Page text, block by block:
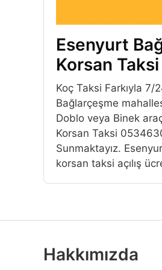
Esenyurt
Korsan Taksi
Koç Taksi Farkıyla 7/
Bağlarçeşme
Doblo veya Binek
Korsan Taksi
Sunmaktayız.
korsan taksi açılış
Hakkımızda